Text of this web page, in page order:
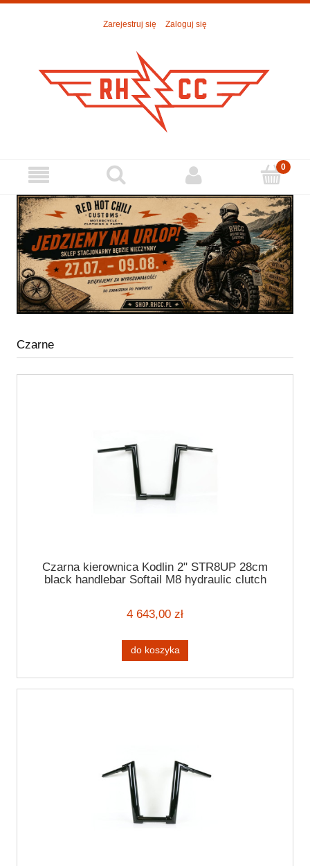
Zarejestruj się Zaloguj się
Czarne
Czarna kierownica Kodlin 2" STR8UP 28cm
black handlebar Softail M8 hydraulic clutch
4 643,00 zł
do koszyka